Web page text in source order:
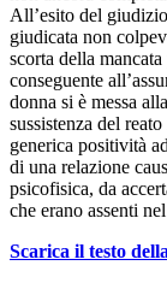
All’esito del
giudicata non
scorta della
conseguente
donna si è messa
sussistenza del
generica positività
di una relazione
psicofisica, da
che erano assenti
Scarica il testo